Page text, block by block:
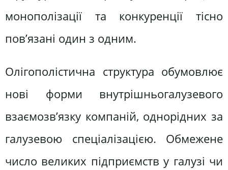
монополізації та конкуренції тісно
пов’язані один з одним.
Олігополістична структура обумовлює
нові форми внутрішньогалузевого
взаємозв’язку компаній, однорідних за
галузевою спеціалізацією. Обмежене
число великих підприємств у галузі чи